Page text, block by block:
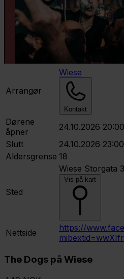
Arrangør
Wiese
Kontakt
Dørene
åpner
24.10.2026 20:00
Slutt
24.10.2026 23:00
Aldersgrense 18
Sted
Wiese Storgata
Vis på kart
Nettside
https://
mibextid=wwXIfr
The Dogs på Wiese